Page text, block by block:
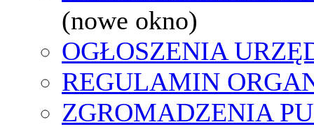
(nowe okno)
OGŁOSZENIA
REGULAMIN
ZGROMADZENIA